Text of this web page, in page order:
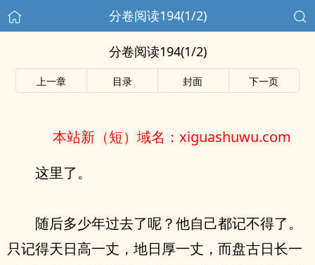
分卷阅读194(1/2)
分卷阅读194(1/2)
上一章 目录 封面 下一页
本站新（短）域名：xiguashuwu.com
这里了。
随后多少年过去了呢？他自己都记不得了。
只记得天日高一丈，地日厚一丈，而盘古日长一